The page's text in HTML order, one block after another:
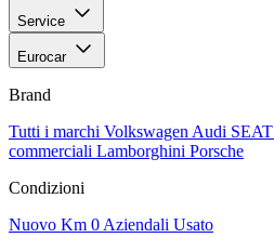
Service
Eurocar
Brand
Tutti i marchi Volkswagen Audi SEAT
commerciali Lamborghini Porsche
Condizioni
Nuovo Km 0 Aziendali Usato